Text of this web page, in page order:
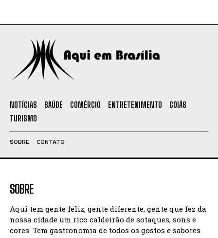
NOTÍCIAS SAÚDE COMÉRCIO ENTRETENIMENTO
GOIÁS
TURISMO
SOBRE CONTATO
SOBRE
Aqui tem gente feliz, gente diferente, gente que fez da
nossa cidade um rico caldeirão de sotaques, sons e
cores. Tem gastronomia de todos os gostos e sabores